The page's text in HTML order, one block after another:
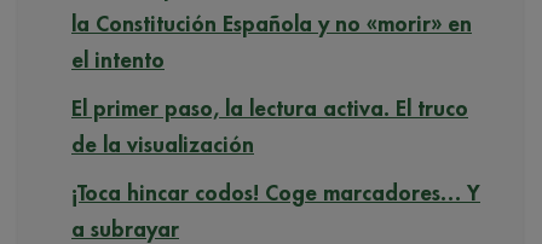
la Constitución Española y no «morir» en
el intento
El primer paso, la lectura activa. El truco
de la visualización
¡Toca hincar codos! Coge marcadores… Y
a subrayar